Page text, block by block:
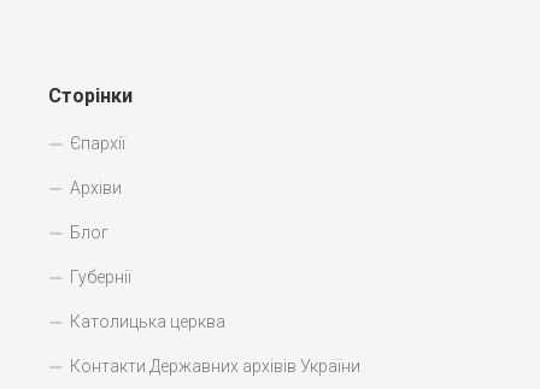
Сторінки
Єпархії
Архіви
Блог
Губернії
Католицька церква
Контакти Державних архівів України